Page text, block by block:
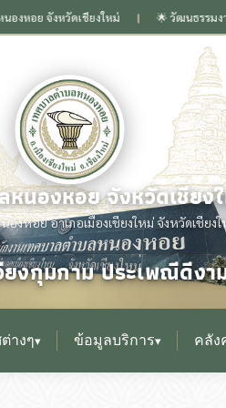
หวัดเชียงใหม่ ❙ 🌟 วัฒนธรรมงามล้ำเลิศ
หนองหอย จังหวัดเชียง
งหอย อำเภอเมืองเชียงใหม่ จังหวัดเชียง
งกุมกาม ประเพณีดีง
างๆ▾ ข้อมูลบริการ▾ คลัง